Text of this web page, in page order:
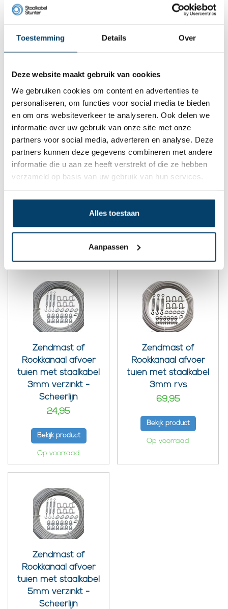
Toestemming Details Over
Deze website maakt gebruik van cookies
We gebruiken cookies om content en advertenties te
personaliseren, om functies voor social media te bieden
en om ons websiteverkeer te analyseren. Ook delen we
informatie over uw gebruik van onze site met onze
partners voor social media, adverteren en analyse. Deze
partners kunnen deze gegevens combineren met andere
informatie die u aan ze heeft verstrekt of die ze hebben
verzameld op basis van uw gebruik van hun services.
Alles toestaan
Aanpassen
Naam:*
* Uw e-mailadres wordt niet gepubliceerd.
Comment:*
* Verplichte velden
Gebruikte producten in dit blog:
Zendmast of
Rookkanaal afvoer
tuien met staalkabel
3mm verzinkt -
Scheerlijn
24,95
Bekijk product
Op voorraad
Zendmast of
Rookkanaal afvoer
tuien met staalkabel
3mm rvs
69,95
Bekijk product
Op voorraad
Zendmast of
Rookkanaal afvoer
tuien met staalkabel
5mm verzinkt -
Scheerlijn